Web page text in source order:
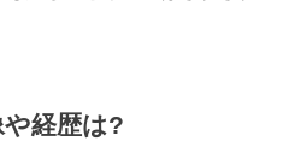
経歴は?